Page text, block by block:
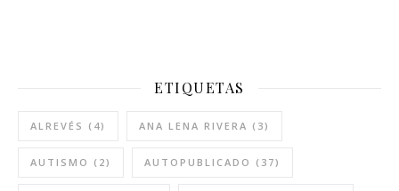
ETIQUETAS
ALREVÉS (4) ANA LENA RIVERA (3)
AUTISMO (2) AUTOPUBLICADO (37)